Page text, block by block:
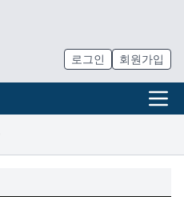
로그인 회원가입